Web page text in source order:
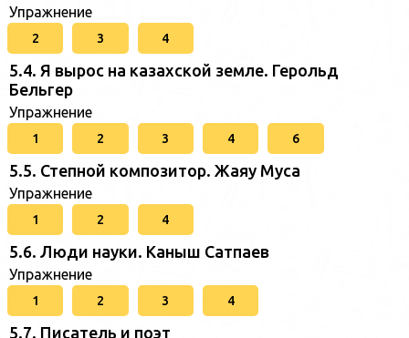
Упражнение
2 3 4
5.4. Я вырос на казахской земле. Герольд
Бельгер
Упражнение
1 2 3 4 6
5.5. Степной композитор. Жаяу Муса
Упражнение
1 2 4
5.6. Люди науки. Каныш Сатпаев
Упражнение
1 2 3 4
5.7. Писатель и поэт